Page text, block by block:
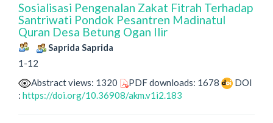
Sosialisasi Pengenalan Zakat Fitrah Terhadap
Santriwati Pondok Pesantren Madinatul
Quran Desa Betung Ogan Ilir
Saprida Saprida
1-12
Abstract views: 1320
PDF downloads: 1678
DOI
: https://doi.org/10.36908/akm.v1i2.183